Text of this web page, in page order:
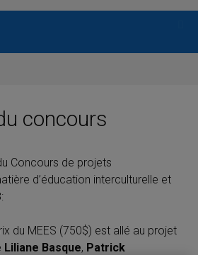
concours
Concours de projets
d’éducation interculturelle et
du MEES (750$) est allé au projet
Liliane Basque, Patrick